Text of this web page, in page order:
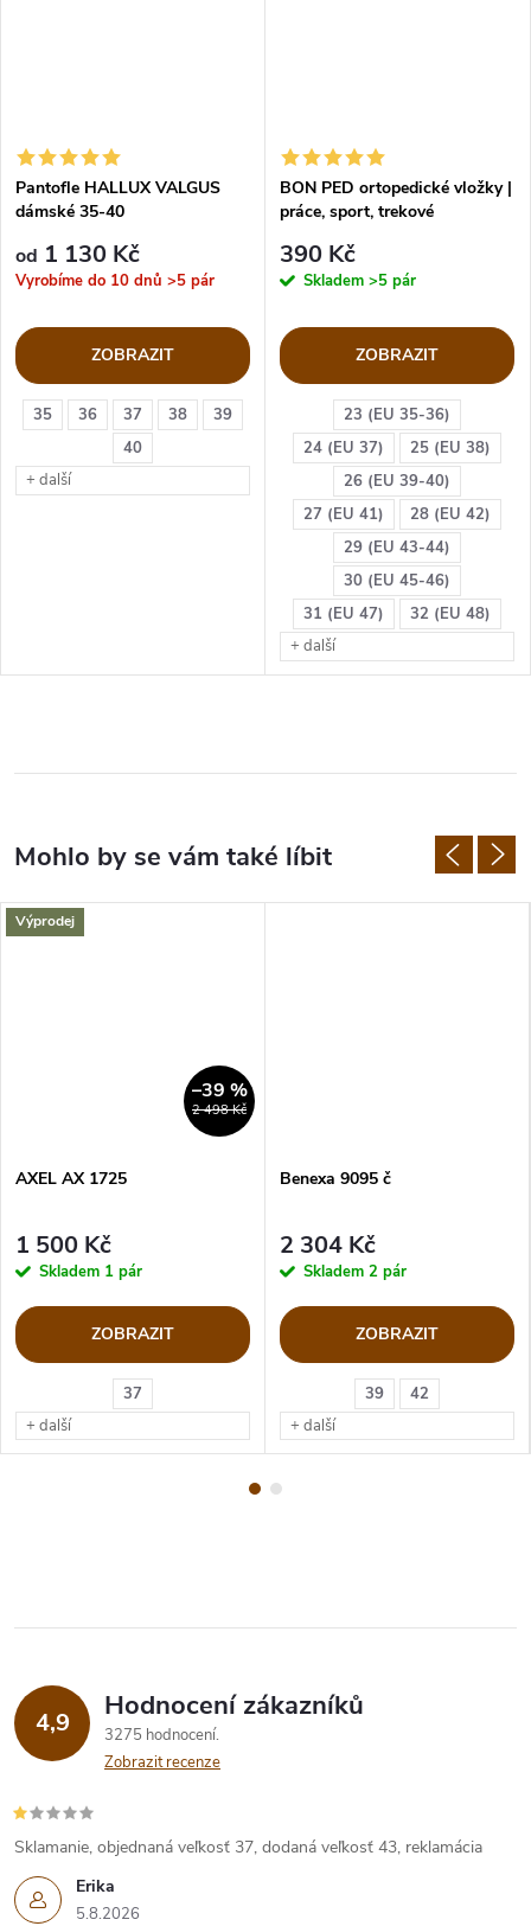
35 36 37 38
39
40
+ další
Pantofle HALLUX VALGUS
dámské 35-40
od 1 130 Kč
Vyrobíme do 10 dnů >5 pár
ZOBRAZIT
23 (EU 35-36)
24 (EU 37)
25 (EU 38)
26 (EU 39-40)
27 (EU 41)
28 (EU 42)
29 (EU 43-44)
30 (EU 45-46)
31 (EU 47)
32 (EU 48)
+ další
BON PED ortopedické vložky |
práce, sport, trekové
390 Kč
Skladem >5 pár
ZOBRAZIT
Výprodej
2 498 Kč
–39 %
37
+ další
AXEL AX 1725
1 500 Kč
Skladem 1 pár
ZOBRAZIT
39
42
+ další
Benexa 9095 č
2 304 Kč
Skladem 2 pár
ZOBRAZIT
4,9 Hodnocení zákazníků
3275 hodnocení
Zobrazit recenze
Erika
5.8.2026
Sklamanie, objednaná veľkosť 37, dodaná veľkosť 43, reklamácia